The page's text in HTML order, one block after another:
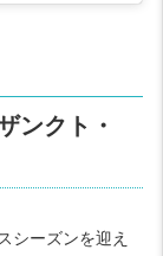
ンクト・
シーズンを迎え